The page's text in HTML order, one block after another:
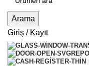
Arama
Giriş / Kayıt